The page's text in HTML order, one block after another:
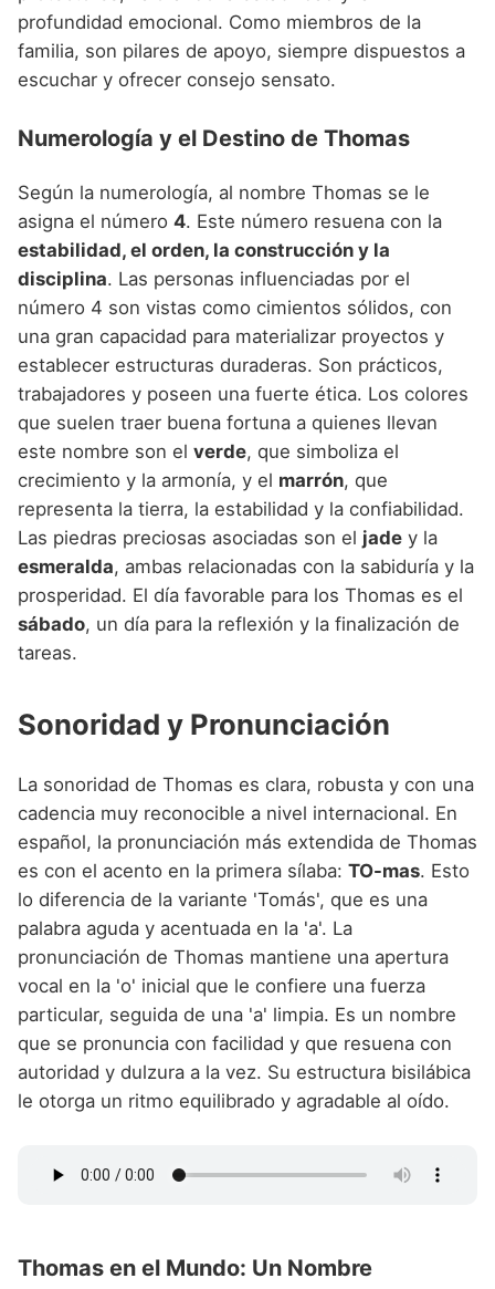
profundidad emocional. Como miembros de la
familia, son pilares de apoyo, siempre dispuestos a
escuchar y ofrecer consejo sensato.
Numerología y el Destino de Thomas
Según la numerología, al nombre Thomas se le
asigna el número 4. Este número resuena con la
estabilidad, el orden, la construcción y la
disciplina. Las personas influenciadas por el
número 4 son vistas como cimientos sólidos, con
una gran capacidad para materializar proyectos y
establecer estructuras duraderas. Son prácticos,
trabajadores y poseen una fuerte ética. Los colores
que suelen traer buena fortuna a quienes llevan
este nombre son el verde, que simboliza el
crecimiento y la armonía, y el marrón, que
representa la tierra, la estabilidad y la confiabilidad.
Las piedras preciosas asociadas son el jade y la
esmeralda, ambas relacionadas con la sabiduría y la
prosperidad. El día favorable para los Thomas es el
sábado, un día para la reflexión y la finalización de
tareas.
Sonoridad y Pronunciación
La sonoridad de Thomas es clara, robusta y con una
cadencia muy reconocible a nivel internacional. En
español, la pronunciación más extendida de Thomas
es con el acento en la primera sílaba: TO-mas. Esto
lo diferencia de la variante 'Tomás', que es una
palabra aguda y acentuada en la 'a'. La
pronunciación de Thomas mantiene una apertura
vocal en la 'o' inicial que le confiere una fuerza
particular, seguida de una 'a' limpia. Es un nombre
que se pronuncia con facilidad y que resuena con
autoridad y dulzura a la vez. Su estructura bisilábica
le otorga un ritmo equilibrado y agradable al oído.
Thomas en el Mundo: Un Nombre